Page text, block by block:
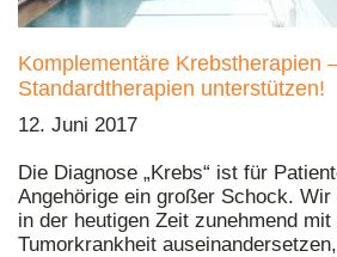
Komplementäre Krebstherapien
Standardtherapien unterstützen!
12. Juni 2017
Die Diagnose „Krebs“ ist für
Angehörige ein großer Schock.
in der heutigen Zeit zunehmend
Tumorkrankheit